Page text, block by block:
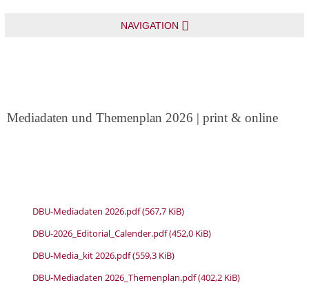
NAVIGATION
Mediadaten und Themenplan 2026 | print & online
DBU-Mediadaten 2026.pdf(567,7 KiB)
DBU-2026_Editorial_Calender.pdf(452,0 KiB)
DBU-Media_kit 2026.pdf(559,3 KiB)
DBU-Mediadaten 2026_Themenplan.pdf(402,2 KiB)